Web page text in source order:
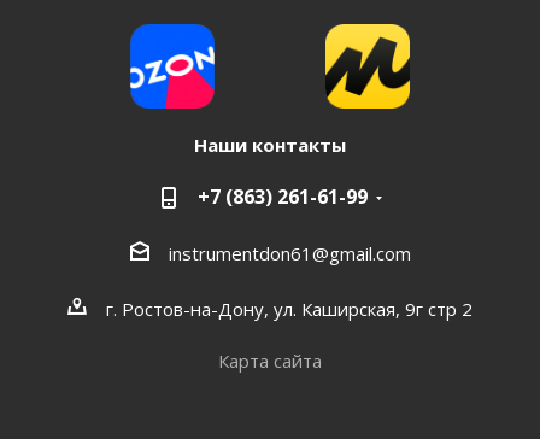
Наши контакты
+7 (863) 261-61-99
instrumentdon61@gmail.com
г. Ростов-на-Дону, ул. Каширская, 9г стр 2
Карта сайта